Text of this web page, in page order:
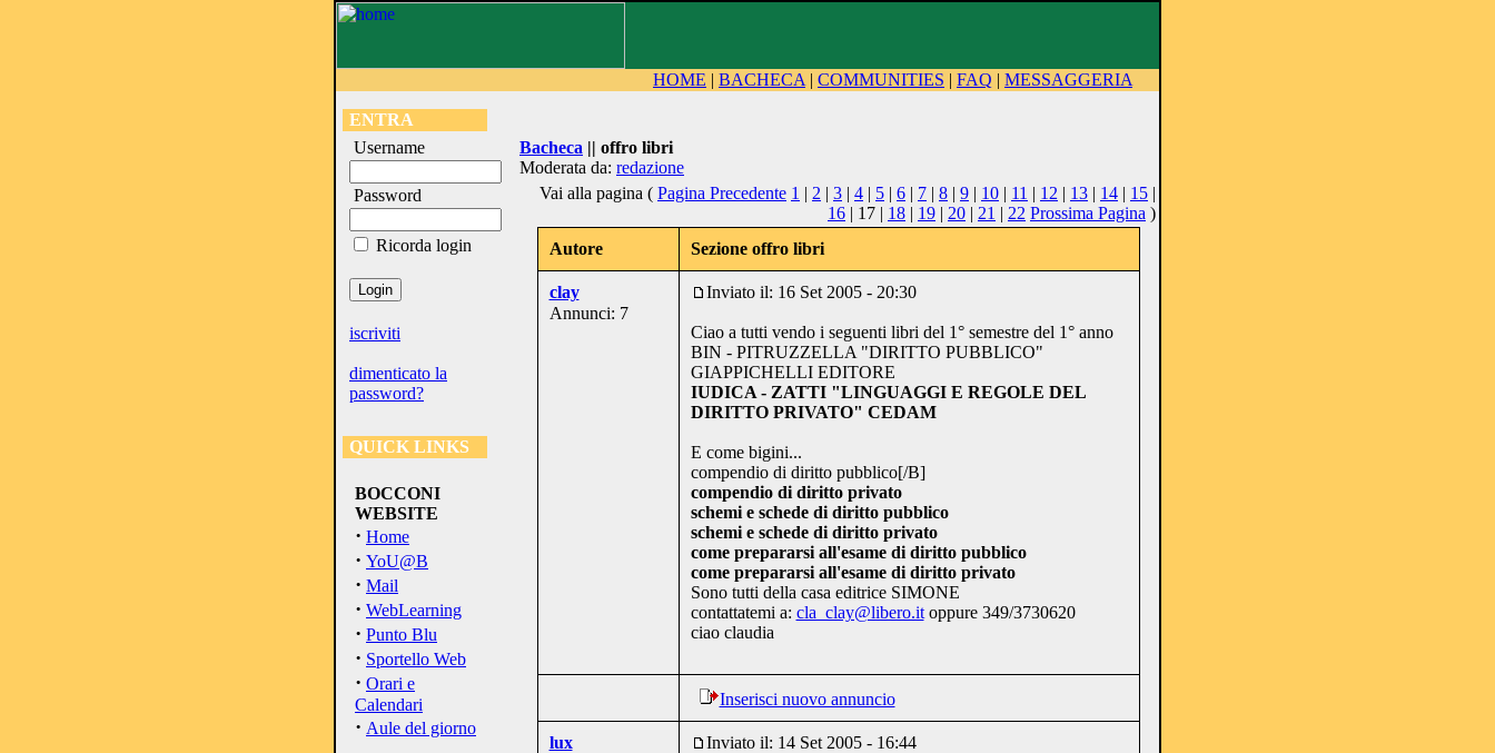
HOME | BACHECA | COMMUNITIES | FAQ | MESSAGGERIA
ENTRA
Username
Password
Ricorda login
iscriviti
dimenticato la
password?
QUICK LINKS
BOCCONI
WEBSITE
· Home
· YoU@B
· Mail
· WebLearning
· Punto Blu
· Sportello Web
· Orari e
Calendari
· Aule del giorno
Bacheca || offro libri
Moderata da: redazione
Vai alla pagina ( Pagina Precedente 1 | 2 | 3 | 4 | 5 | 6 | 7 | 8 | 9 | 10 | 11 | 12 | 13 | 14 | 15 |
16 | 17 | 18 | 19 | 20 | 21 | 22 Prossima Pagina )
Autore
Sezione offro libri
clay
Annunci: 7
Inviato il: 16 Set 2005 - 20:30
Ciao a tutti vendo i seguenti libri del 1° semestre del 1° anno
BIN - PITRUZZELLA "DIRITTO PUBBLICO"
GIAPPICHELLI EDITORE
IUDICA - ZATTI "LINGUAGGI E REGOLE DEL
DIRITTO PRIVATO" CEDAM
E come bigini...
compendio di diritto pubblico[/B]
compendio di diritto privato
schemi e schede di diritto pubblico
schemi e schede di diritto privato
come prepararsi all'esame di diritto pubblico
come prepararsi all'esame di diritto privato
Sono tutti della casa editrice SIMONE
contattatemi a: cla_clay@libero.itoppure 349/3730620
ciao claudia
Inserisci nuovo annuncio
lux
Inviato il: 14 Set 2005 - 16:44